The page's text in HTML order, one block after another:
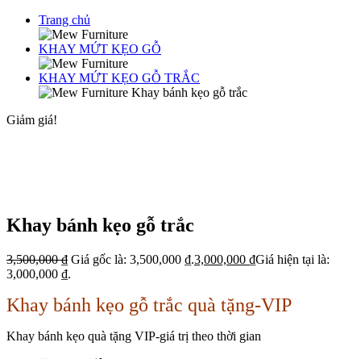
Trang chủ
KHAY MỨT KẸO GỖ
KHAY MỨT KẸO GỖ TRẮC
Khay bánh kẹo gỗ trắc
Giảm giá!
Khay bánh kẹo gỗ trắc
3,500,000₫ Giá gốc là: 3,500,000 ₫.3,000,000 ₫Giá hiện tại là:
3,000,000 ₫.
Khay bánh kẹo gỗ trắc quà tặng-VIP
Khay bánh kẹo quà tặng VIP-giá trị theo thời gian